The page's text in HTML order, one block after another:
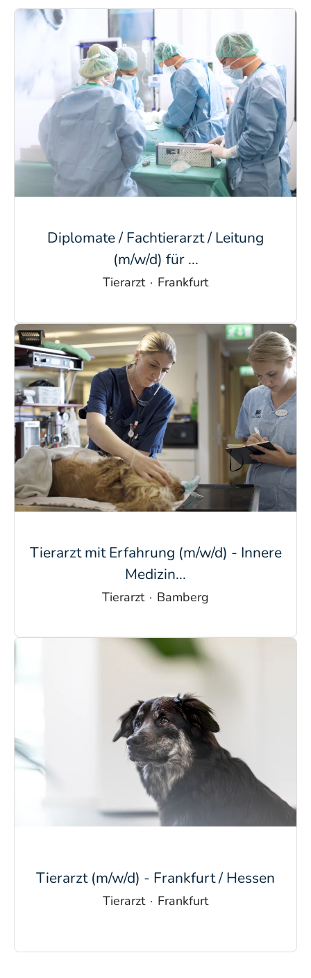
Diplomate / Fachtierarzt / Leitung
(m/w/d) für ...
Tierarzt · Frankfurt
Tierarzt mit Erfahrung (m/w/d) - Innere
Medizin...
Tierarzt · Bamberg
Tierarzt (m/w/d) - Frankfurt / Hessen
Tierarzt · Frankfurt